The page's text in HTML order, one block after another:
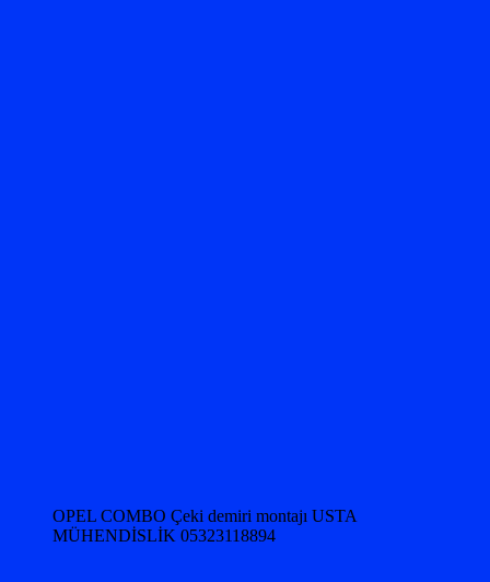
OPEL COMBO Çeki demiri montajı USTA
MÜHENDİSLİK 05323118894